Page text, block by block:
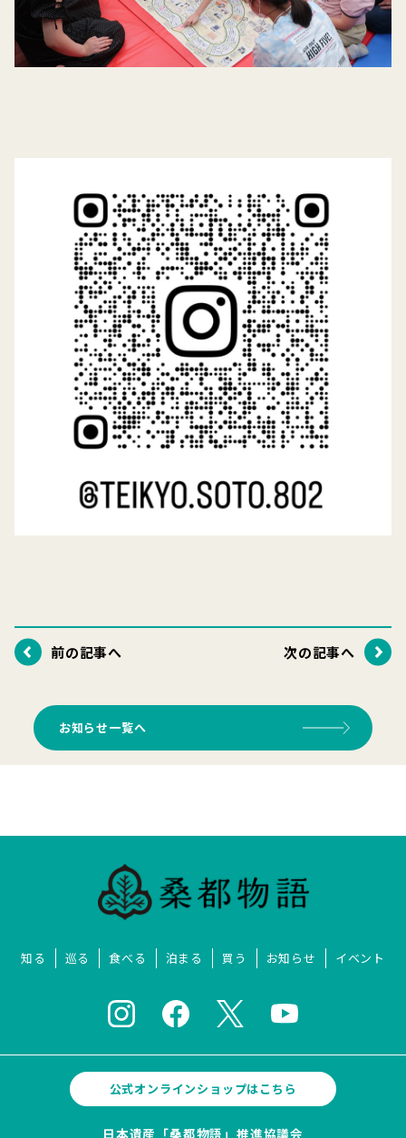
前の記事へ 次の記事へ
お知らせ一覧へ
知る 巡る 食べる 泊まる 買う お知らせ イベント
公式オンラインショップはこちら
日本遺産「桑都物語」推進協議会